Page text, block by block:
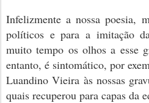
Infelizmente a nossa poesia,
políticos e para a imitação
muito tempo os olhos a esse
entanto, é sintomático, por
Luandino Vieira às nossas
quais recuperou para capas da